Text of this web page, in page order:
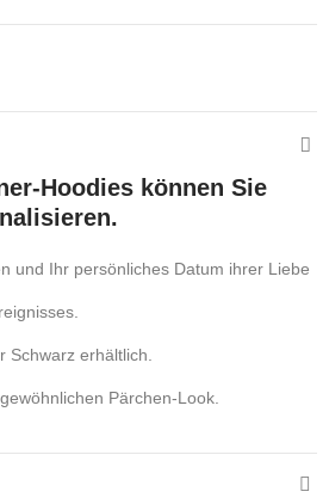
Hoodies können Sie
und Ihr persönliches Datum ihrer Liebe
Schwarz erhältlich.
Pärchen-Look.